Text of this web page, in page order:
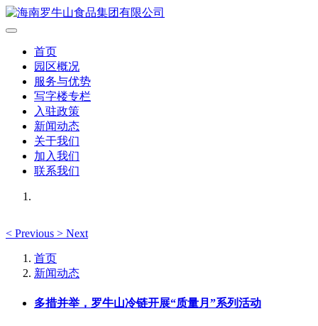
首页
园区概况
服务与优势
写字楼专栏
入驻政策
新闻动态
关于我们
加入我们
联系我们
< Previous > Next
首页
新闻动态
多措并举，罗牛山冷链开展“质量月”系列活动